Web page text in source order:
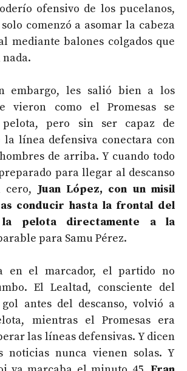
ofensivo de los pucelanos,
comenzó a asomar la cabeza
mediante balones colgados que
embargo, les salió bien a los
vieron como el Promesas se
pero sin ser capaz de
la línea defensiva conectara con
de arriba. Y cuando todo
para llegar al descanso
cero, Juan López, con un misil
conducir hasta la frontal del
pelota directamente a la
para Samu Pérez.
en el marcador, el partido no
El Lealtad, consciente del
antes del descanso, volvió a
mientras el Promesas era
las líneas defensivas. Y dicen
noticias nunca vienen solas. Y